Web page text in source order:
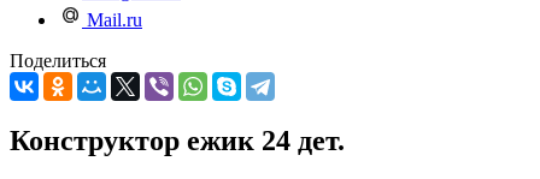
Mail.ru
Поделиться
Конструктор ежик 24 дет.